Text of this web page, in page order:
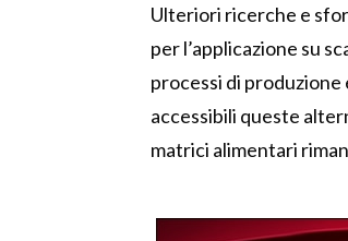
Ulteriori ricerche e
per l’applicazione su
processi di
accessibili queste
matrici alimentari